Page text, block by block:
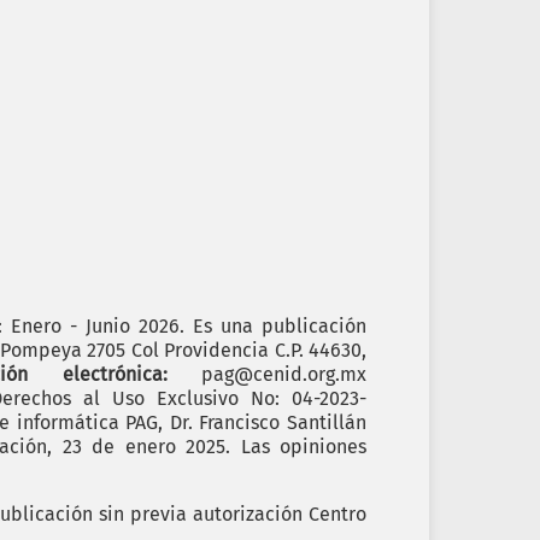
Enero - Junio 2026. Es una publicación
2705 Col Providencia C.P. 44630,
electrónica: pag@cenid.org.mx
al Uso Exclusivo No: 04-2023-
informática PAG, Dr. Francisco Santillán
23 de enero 2025. Las opiniones
sin previa autorización Centro